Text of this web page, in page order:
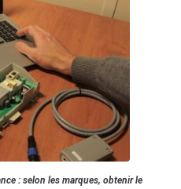
: selon les marques, obtenir le